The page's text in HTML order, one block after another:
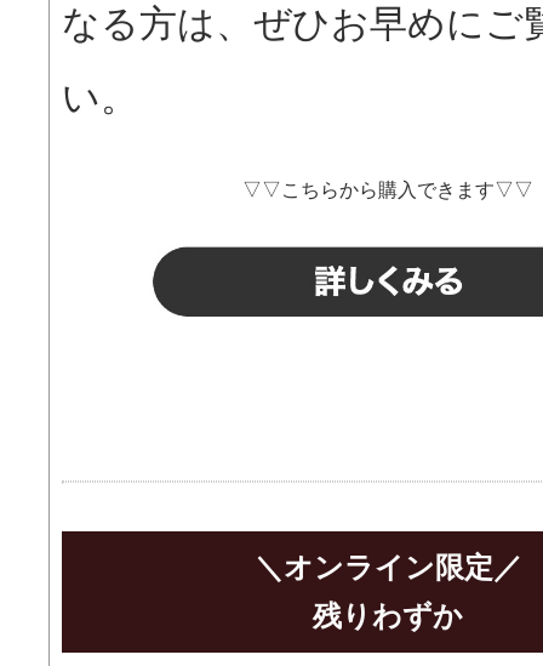
なる方は、ぜひお早めにご
い。
▽▽こちらから購入できます▽▽
＼オンライン限定／
残りわずか